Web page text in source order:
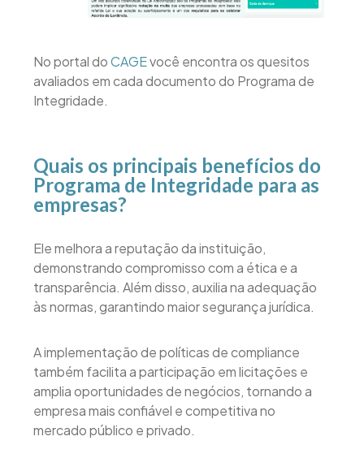
No portal doCAGEvocê encontra os quesitos
avaliados em cada documento do Programa de
Integridade.
Quais os principais benefícios do
Programa de Integridade para as
empresas?
Ele melhora a reputação da instituição,
demonstrando compromisso com a ética e a
transparência. Além disso, auxilia na adequação
às normas, garantindo maior segurança jurídica.
A implementação de políticas de compliance
também facilita a participação em licitações e
amplia oportunidades de negócios, tornando a
empresa mais confiável e competitiva no
mercado público e privado.